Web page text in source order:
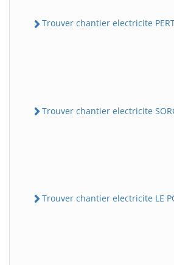
Trouver chantier electricite
Trouver chantier electricite
Trouver chantier electricite LE